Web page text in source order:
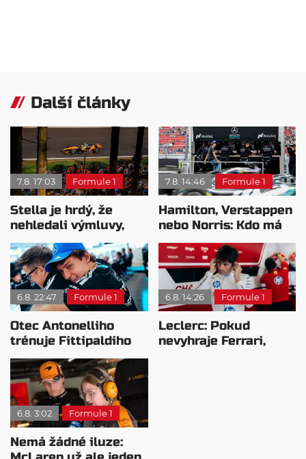
Další články
7.8. 17:03 Formule 1
Stella je hrdý, že
nehledali výmluvy,
proč nedokážou
bojovat o titul
7.8. 14:46 Formule 1
Hamilton, Verstappen
nebo Norris: Kdo má
nejvyšší plat?
6.8. 22:47 Formule 1
Otec Antonelliho
trénuje Fittipaldiho
syna: Brazilec
vychvaluje lídra
6.8. 14:26 Formule 1
Leclerc: Pokud
nevyhraje Ferrari,
6.8. 3:02 Formule 1
Nemá žádné iluze: